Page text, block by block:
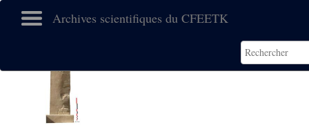
Archives scientifiques du CFEETK